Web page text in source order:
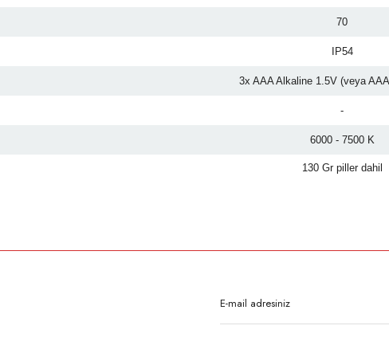
70
IP54
3x AAA Alkaline 1.5V (veya
-
6000 - 7500 K
130 Gr piller dahil